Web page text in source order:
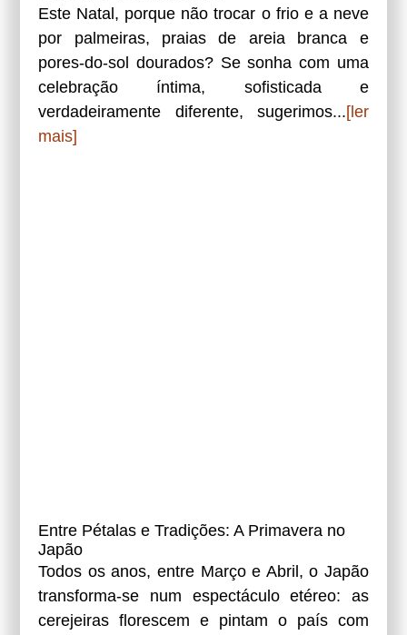
Este Natal, porque não trocar o frio e a neve
por palmeiras, praias de areia branca e
pores-do-sol dourados? Se sonha com uma
celebração íntima, sofisticada e
verdadeiramente diferente, sugerimos...[ler
mais]
Entre Pétalas e Tradições: A Primavera no
Japão
Todos os anos, entre Março e Abril, o Japão
transforma-se num espectáculo etéreo: as
cerejeiras florescem e pintam o país com